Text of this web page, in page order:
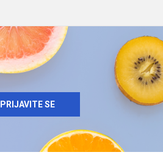
PRIJAVITE SE